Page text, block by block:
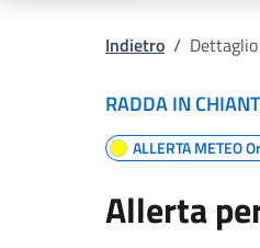
Indietro / Dettaglio
RADDA IN
ALLERTA METEO
Allerta